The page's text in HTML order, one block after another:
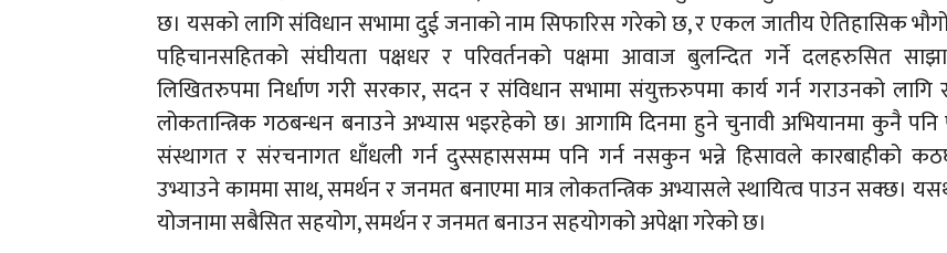
छ। यसको लागि संविधान सभामा दुई जनाको नाम सिफारिस गरेको छ, र एकल जातीय ऐतिहासिक
पहिचानसहितको संघीयता पक्षधर र परिवर्तनको पक्षमा आवाज बुलन्दित गर्ने दलहरुसित साझा
लिखितरुपमा निर्धाण गरी सरकार, सदन र संविधान सभामा संयुक्तरुपमा कार्य गर्न गराउनको लागि
लोकतान्त्रिक गठबन्धन बनाउने अभ्यास भइरहेको छ। आगामि दिनमा हुने चुनावी अभियानमा कुनै पनि
संस्थागत र संरचनागत धाँधली गर्न दुस्सहाससम्म पनि गर्न नसकुन भन्ने हिसावले कारबाहीको
उभ्याउने काममा साथ, समर्थन र जनमत बनाएमा मात्र लोकतन्त्रिक अभ्यासले स्थायित्व पाउन सक्छ।
योजनामा सबैसित सहयोग, समर्थन र जनमत बनाउन सहयोगको अपेक्षा गरेको छ।